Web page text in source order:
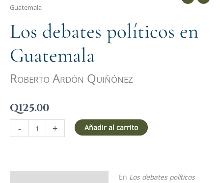
Guatemala
Los debates políticos en
Guatemala
Roberto Ardón Quiñónez
Q125.00
- + Añadir al carrito
En Los debates políticos